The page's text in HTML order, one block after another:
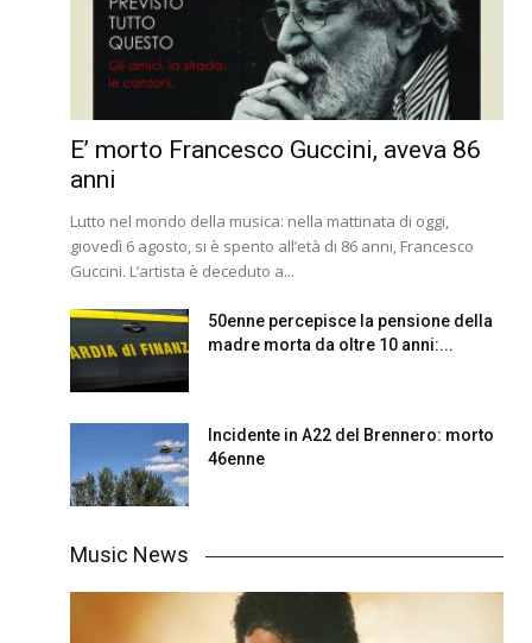
E’ morto Francesco Guccini, aveva 86
anni
Lutto nel mondo della musica: nella mattinata di oggi,
giovedì 6 agosto, si è spento all’età di 86 anni, Francesco
Guccini. L’artista è deceduto a...
50enne percepisce la pensione della
madre morta da oltre 10 anni:...
Incidente in A22 del Brennero: morto
46enne
Music News